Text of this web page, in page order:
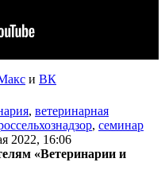
и ВК
, ветеринарная
, семинар
2022, 16:06
«Ветеринарии и